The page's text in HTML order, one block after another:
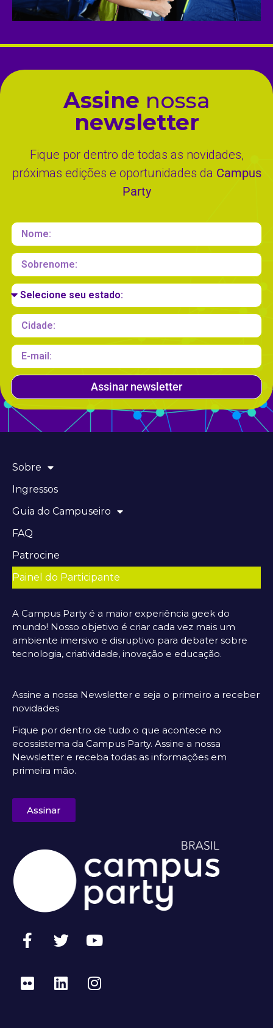
Assine nossa
newsletter
Fique por dentro de todas as novidades,
próximas edições e oportunidades da Campus
Party
Assinar newsletter
Sobre
Ingressos
Guia do Campuseiro
FAQ
Patrocine
Painel do Participante
A Campus Party é a maior experiência geek do
mundo! Nosso objetivo é criar cada vez mais um
ambiente imersivo e disruptivo para debater sobre
tecnologia, criatividade, inovação e educação.
Assine a nossa Newsletter e seja o primeiro a receber
novidades
Fique por dentro de tudo o que acontece no
ecossistema da Campus Party. Assine a nossa
Newsletter e receba todas as informações em
primeira mão.
Assinar